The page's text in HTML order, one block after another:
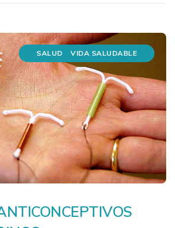
SALUD VIDA SALUDABLE